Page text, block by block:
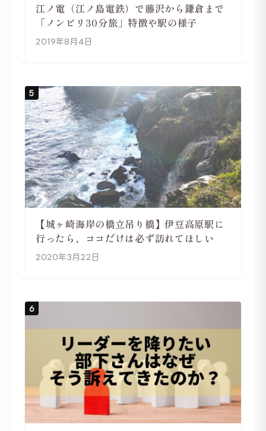
江ノ電（江ノ島電鉄）で藤沢から鎌倉まで
「ノンビリ30分旅」特徴や駅の様子
2019年8月4日
5
【城ヶ崎海岸の橋立吊り橋】伊豆高原駅に
行ったら、ココだけは必ず訪れてほしい
2020年3月22日
6